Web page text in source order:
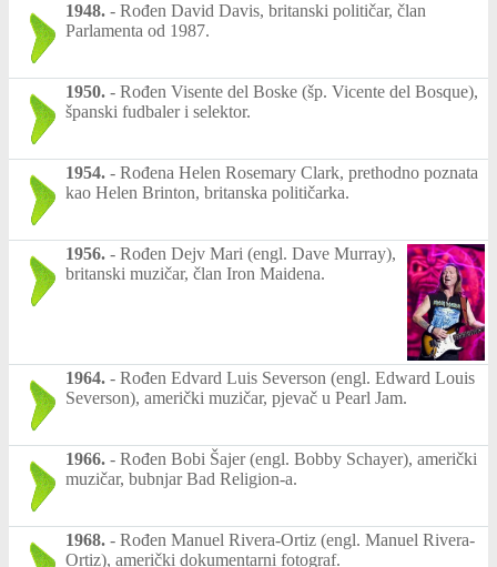
1948. - Rođen David Davis, britanski političar, član
Parlamenta od 1987.
1950. - Rođen Visente del Boske (šp. Vicente del Bosque),
španski fudbaler i selektor.
1954. - Rođena Helen Rosemary Clark, prethodno poznata
kao Helen Brinton, britanska političarka.
1956. - Rođen Dejv Mari (engl. Dave Murray),
britanski muzičar, član Iron Maidena.
1964. - Rođen Edvard Luis Severson (engl. Edward Louis
Severson), američki muzičar, pjevač u Pearl Jam.
1966. - Rođen Bobi Šajer (engl. Bobby Schayer), američki
muzičar, bubnjar Bad Religion-a.
1968. - Rođen Manuel Rivera-Ortiz (engl. Manuel Rivera-
Ortiz), američki dokumentarni fotograf.